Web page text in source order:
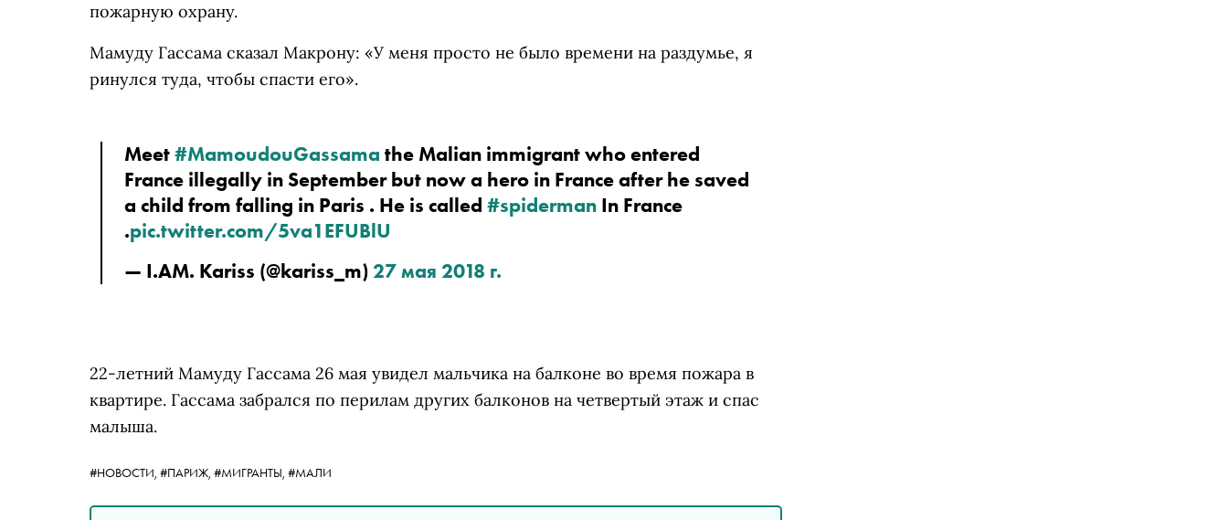
пожарную охрану.
Мамуду Гассама сказал Макрону: «У меня просто не было времени на раздумье, я
ринулся туда, чтобы спасти его».
Meet #MamoudouGassama the Malian immigrant who entered
France illegally in September but now a hero in France after he saved
a child from falling in Paris . He is called #spiderman In France
.pic.twitter.com/5va1EFUBlU
— I.AM. Kariss (@kariss_m) 27 мая 2018 г.
22-летний Мамуду Гассама 26 мая увидел мальчика на балконе во время пожара в
квартире. Гассама забрался по перилам других балконов на четвертый этаж и спас
малыша.
#НОВОСТИ, #ПАРИЖ, #МИГРАНТЫ, #МАЛИ